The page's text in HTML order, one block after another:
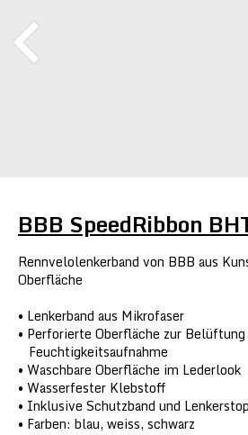
BBB SpeedRibbon
Rennvelolenkerband von BBB aus
Oberfläche
Lenkerband aus Mikrofaser
Perforierte Oberfläche zur Belüftung
Feuchtigkeitsaufnahme
Waschbare Oberfläche im Lederlook
Wasserfester Klebstoff
Inklusive Schutzband und
Farben: blau, weiss, schwarz